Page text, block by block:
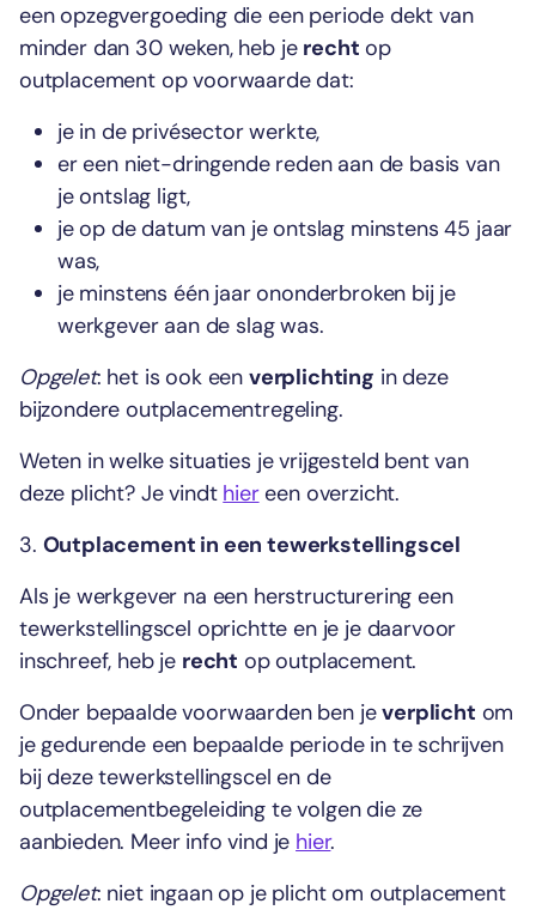
een opzegvergoeding die een periode dekt van
minder dan 30 weken, heb je recht op
outplacement op voorwaarde dat:
je in de privésector werkte,
er een niet-dringende reden aan de basis van
je ontslag ligt,
je op de datum van je ontslag minstens 45 jaar
was,
je minstens één jaar ononderbroken bij je
werkgever aan de slag was.
Opgelet: het is ook een verplichting in deze
bijzondere outplacementregeling.
Weten in welke situaties je vrijgesteld bent van
deze plicht? Je vindt hiereen overzicht.
3. Outplacement in een tewerkstellingscel
Als je werkgever na een herstructurering een
tewerkstellingscel oprichtte en je je daarvoor
inschreef, heb je recht op outplacement.
Onder bepaalde voorwaarden ben jeverplicht om
je gedurende een bepaalde periode in te schrijven
bij deze tewerkstellingscel en de
outplacementbegeleiding te volgen die ze
aanbieden. Meer info vind je hier.
Opgelet: niet ingaan op je plicht om outplacement